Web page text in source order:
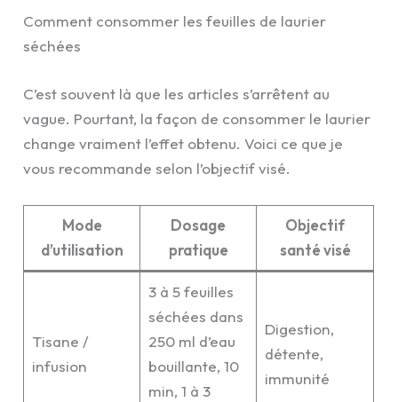
Comment consommer les feuilles de laurier
séchées
C’est souvent là que les articles s’arrêtent au
vague. Pourtant, la façon de consommer le laurier
change vraiment l’effet obtenu. Voici ce que je
vous recommande selon l’objectif visé.
Mode
d’utilisation
Dosage
pratique
Objectif
santé visé
Tisane /
infusion
3 à 5 feuilles
séchées dans
250 ml d’eau
bouillante, 10
min, 1 à 3
Digestion,
détente,
immunité